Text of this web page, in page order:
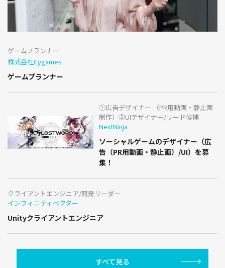
ゲームプランナー
株式会社Cygames
ゲームプランナー
①広告デザイナー （PR用動画・静止画
制作）②UIデザイナー/リード候補
NextNinja
ソーシャルゲームのデザイナー（広
告（PR用動画・静止画）/UI）を募
集！
クライアントエンジニア/開発リーダー
インフィニティベクター
Unityクライアントエンジニア
すべて見る